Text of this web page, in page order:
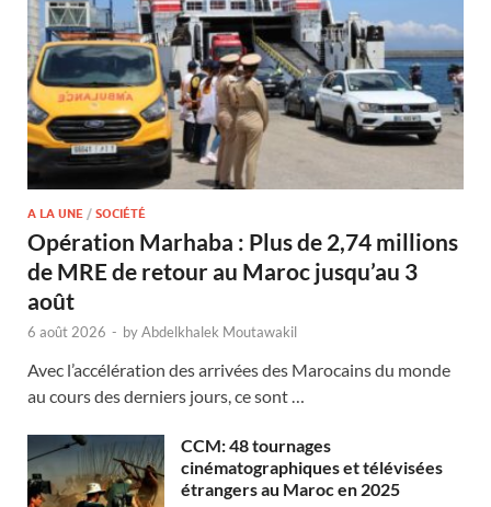
A LA UNE / SOCIÉTÉ
Opération Marhaba : Plus de 2,74 millions
de MRE de retour au Maroc jusqu’au 3
août
6 août 2026 - byAbdelkhalek Moutawakil
Avec l’accélération des arrivées des Marocains du monde
au cours des derniers jours, ce sont …
CCM: 48 tournages
cinématographiques et télévisées
étrangers au Maroc en 2025